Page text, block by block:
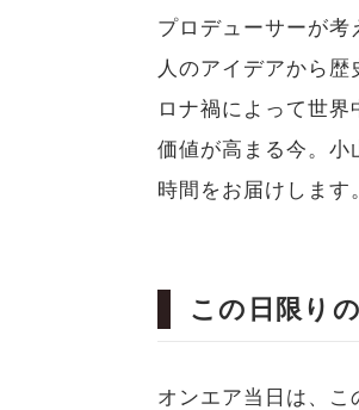
プロデューサーが
人のアイデアから
ロナ禍によって世
価値が高まる今。小
時間をお届けします
この日限り
オンエア当日は、